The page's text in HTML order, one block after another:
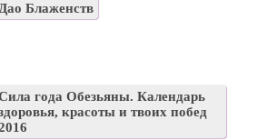
Блаженств
года Обезьяны. Календарь
красоты и твоих побед